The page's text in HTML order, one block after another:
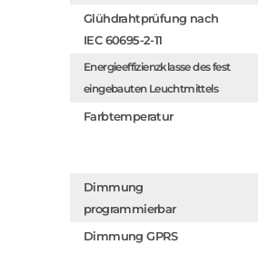
Glühdrahtprüfung nach
IEC 60695-2-11
Energieeffizienzklasse des fest
eingebauten Leuchtmittels
Farbtemperatur
Dimmung
programmierbar
Dimmung GPRS